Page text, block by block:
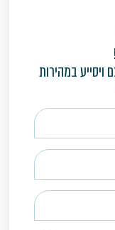
ויסייע במהירות